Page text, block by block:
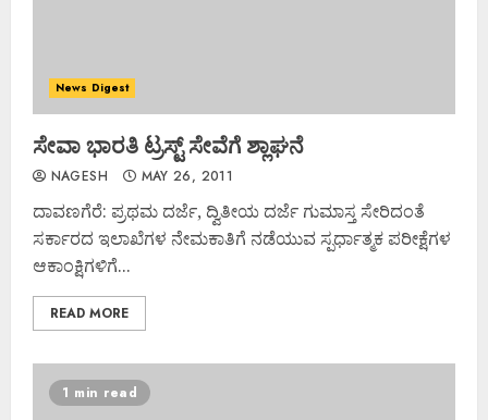
News Digest
ಸೇವಾ ಭಾರತಿ ಟ್ರಸ್ಟ್ ಸೇವೆಗೆ ಶ್ಲಾಘನೆ
NAGESH MAY 26, 2011
ದಾವಣಗೆರೆ: ಪ್ರಥಮ ದರ್ಜೆ, ದ್ವಿತೀಯ ದರ್ಜೆ ಗುಮಾಸ್ತ ಸೇರಿದಂತೆ
ಸರ್ಕಾರದ ಇಲಾಖೆಗಳ ನೇಮಕಾತಿಗೆ ನಡೆಯುವ ಸ್ಪರ್ಧಾತ್ಮಕ ಪರೀಕ್ಷೆಗಳ
ಆಕಾಂಕ್ಷಿಗಳಿಗೆ...
READ MORE
1 min read